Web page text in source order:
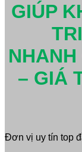
GIÚP
– GIÁ
Đơn vị uy tín top